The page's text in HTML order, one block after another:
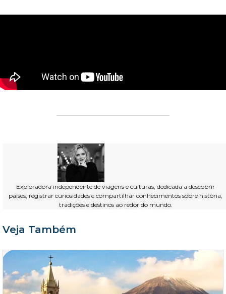
Exploradora independente de viagens e culturas, dedicada a descobrir
países, registrar curiosidades e compartilhar conhecimentos sobre história,
tradições e destinos ao redor do mundo.
Veja Também